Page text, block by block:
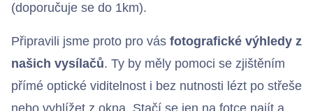
Chci se připojit
(doporučuje se do 1km).
Připravili jsme proto pro vás fotografické výhledy z
našich vysílačů. Ty by měly pomoci se zjištěním
přímé optické viditelnost i bez nutnosti lézt po střeše
nebo vyhlížet z okna. Stačí se jen na fotce najít a